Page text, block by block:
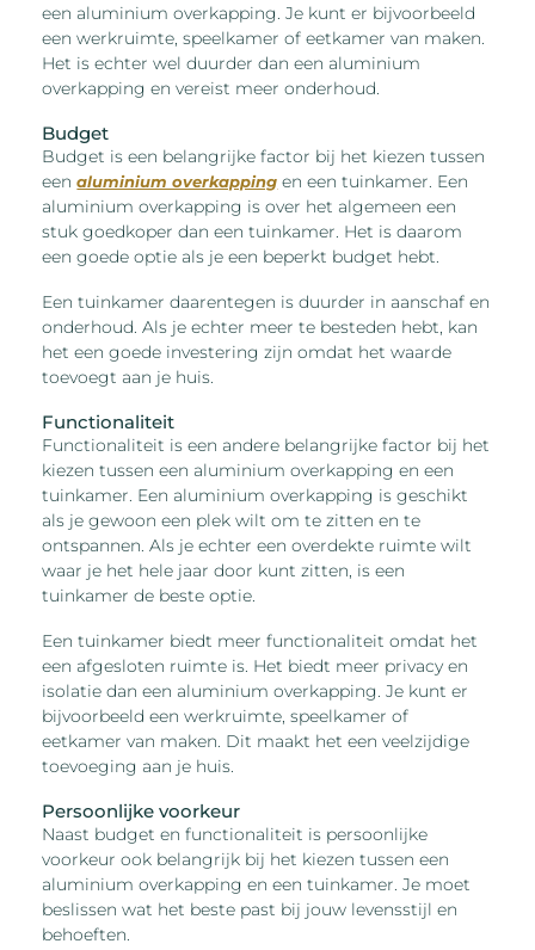
een aluminium overkapping. Je kunt er bijvoorbeeld
een werkruimte, speelkamer of eetkamer van maken.
Het is echter wel duurder dan een aluminium
overkapping en vereist meer onderhoud.
Budget
Budget is een belangrijke factor bij het kiezen tussen
eenaluminium overkapping en een tuinkamer. Een
aluminium overkapping is over het algemeen een
stuk goedkoper dan een tuinkamer. Het is daarom
een goede optie als je een beperkt budget hebt.
Een tuinkamer daarentegen is duurder in aanschaf en
onderhoud. Als je echter meer te besteden hebt, kan
het een goede investering zijn omdat het waarde
toevoegt aan je huis.
Functionaliteit
Functionaliteit is een andere belangrijke factor bij het
kiezen tussen een aluminium overkapping en een
tuinkamer. Een aluminium overkapping is geschikt
als je gewoon een plek wilt om te zitten en te
ontspannen. Als je echter een overdekte ruimte wilt
waar je het hele jaar door kunt zitten, is een
tuinkamer de beste optie.
Een tuinkamer biedt meer functionaliteit omdat het
een afgesloten ruimte is. Het biedt meer privacy en
isolatie dan een aluminium overkapping. Je kunt er
bijvoorbeeld een werkruimte, speelkamer of
eetkamer van maken. Dit maakt het een veelzijdige
toevoeging aan je huis.
Persoonlijke voorkeur
Naast budget en functionaliteit is persoonlijke
voorkeur ook belangrijk bij het kiezen tussen een
aluminium overkapping en een tuinkamer. Je moet
beslissen wat het beste past bij jouw levensstijl en
behoeften.